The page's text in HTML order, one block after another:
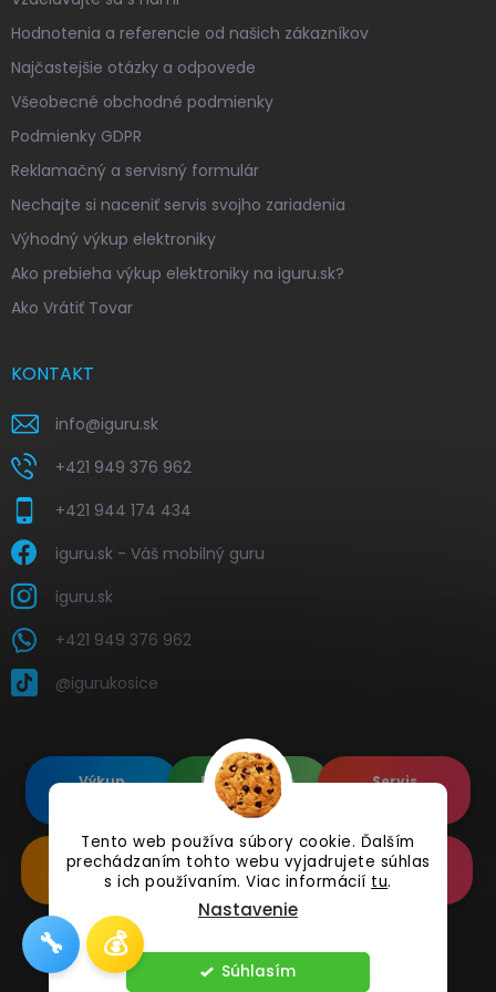
Tento web používa súbory cookie. Ďalším
prechádzaním tohto webu vyjadrujete súhlas
s ich používaním. Viac informácií tu.
Nastavenie
Súhlasím
Hodnotenia a referencie od našich zákazníkov
Najčastejšie otázky a odpovede
Všeobecné obchodné podmienky
Podmienky GDPR
Reklamačný a servisný formulár
Nechajte si naceniť servis svojho zariadenia
Výhodný výkup elektroniky
Ako prebieha výkup elektroniky na iguru.sk?
Ako Vrátiť Tovar
KONTAKT
info@iguru.sk
+421 949 376 962
+421 944 174 434
iguru.sk - Váš mobilný guru
iguru.sk
+421 949 376 962
@igurukosice
Výkup
Renovované
Apple's
Servis
Renovované
Samsung's
Doplnkové
Príslušenstvo
Online
Reklamácia
Copyright 2026 iguru.sk. Všetky práva vyhradené.
🔧 💰